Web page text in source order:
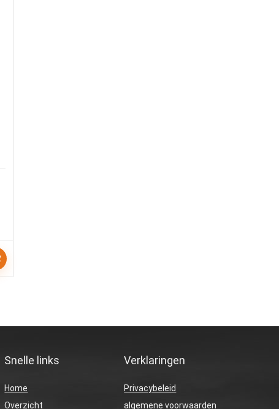
Snelle links
Home
Overzicht
Verklaringen
Privacybeleid
algemene voorwaarden